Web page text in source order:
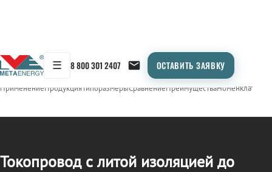
☰ 8 800 301 2407 ОСТАВИТЬ ЗАЯВКУ
← Продукция/ТОКОПРОВОД
ПрименениеПродукцияТипоразмерыСравнениеПреимуществаНоменклатура
Токопровод с литой изоляцией до